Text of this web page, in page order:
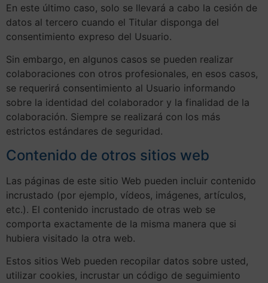
En este último caso, solo se llevará a cabo la cesión de
datos al tercero cuando el Titular disponga del
consentimiento expreso del Usuario.
Sin embargo, en algunos casos se pueden realizar
colaboraciones con otros profesionales, en esos casos,
se requerirá consentimiento al Usuario informando
sobre la identidad del colaborador y la finalidad de la
colaboración. Siempre se realizará con los más
estrictos estándares de seguridad.
Contenido de otros sitios web
Las páginas de este sitio Web pueden incluir contenido
incrustado (por ejemplo, vídeos, imágenes, artículos,
etc.). El contenido incrustado de otras web se
comporta exactamente de la misma manera que si
hubiera visitado la otra web.
Estos sitios Web pueden recopilar datos sobre usted,
utilizar cookies, incrustar un código de seguimiento